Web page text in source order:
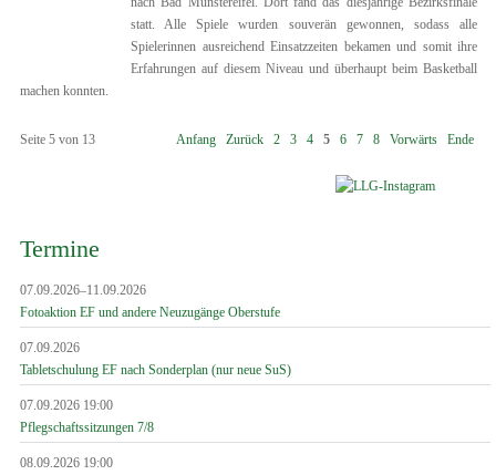
statt. Alle Spiele wurden souverän gewonnen, sodass alle
Spielerinnen ausreichend Einsatzzeiten bekamen und somit ihre
Erfahrungen auf diesem Niveau und überhaupt beim Basketball
machen konnten.
Seite 5 von 13 Anfang Zurück 2 3 4 5 6 7 8 Vorwärts Ende
Termine
07.09.2026–11.09.2026
Fotoaktion EF und andere Neuzugänge Oberstufe
07.09.2026
Tabletschulung EF nach Sonderplan (nur neue SuS)
07.09.2026 19:00
Pflegschaftssitzungen 7/8
08.09.2026 19:00